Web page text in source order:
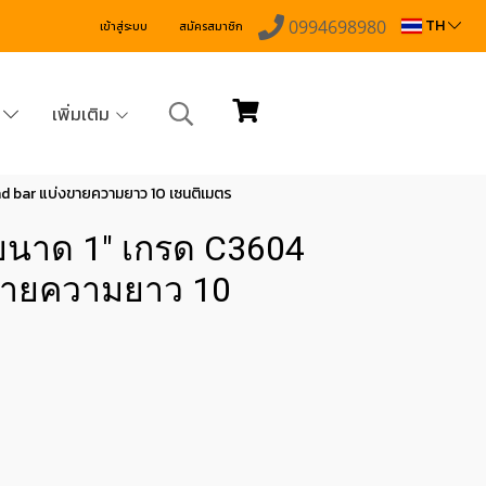
เข้าสู่ระบบ สมัครสมาชิก 0994698980 TH
เพิ่มเติม
bar แบ่งขายความยาว 10 เซนติเมตร
าด 1" เกรด C3604
ยความยาว 10